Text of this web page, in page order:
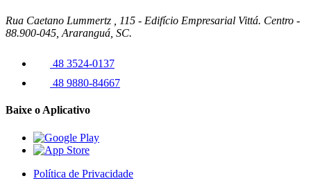
Rua Caetano Lummertz , 115 - Edifício Empresarial Vittá. Centro -
88.900-045, Araranguá, SC.
48 3524-0137
48 9880-84667
Baixe o Aplicativo
Política de Privacidade